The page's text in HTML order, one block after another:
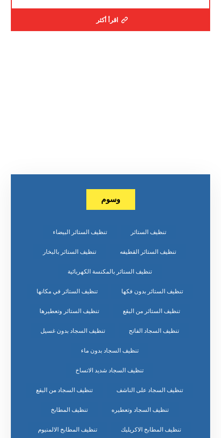
اقرأ أكثر
وسوم
تنظيف الستائر تنظيف الستائر البيضاء
تنظيف الستائر القطيفه تنظيف الستائر بالبخار
تنظيف الستائر بالمكنسة الكهربائية
تنظيف الستائر بدون فكها تنظيف الستائر في مكانها
تنظيف الستائر من البقع تنظيف الستائر وتعطيرها
تنظيف السجاد الفاتح تنظيف السجاد بدون غسيل
تنظيف السجاد بدون ماء
تنظيف السجاد شديد الاتساخ
تنظيف السجاد على الناشف تنظيف السجاد من البقع
تنظيف السجاد وتعطيره تنظيف المطابخ
تنظيف المطابخ الاكريليك تنظيف المطابخ الالمنيوم